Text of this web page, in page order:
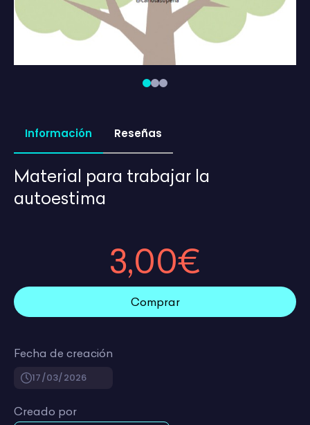
Información Reseñas
Material para trabajar la
autoestima
Fecha de creación
17/03/2026
Creado por
3,00€
Comprar